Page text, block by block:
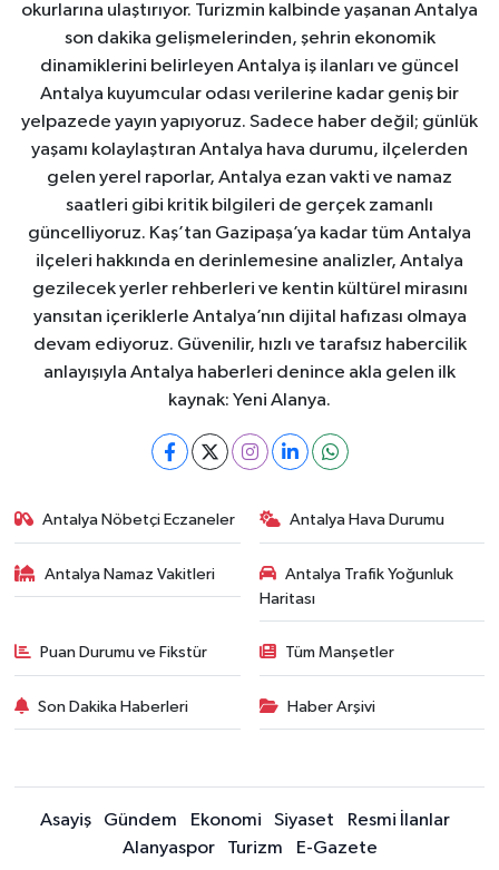
okurlarına ulaştırıyor. Turizmin kalbinde yaşanan Antalya
son dakika gelişmelerinden, şehrin ekonomik
dinamiklerini belirleyen Antalya iş ilanları ve güncel
Antalya kuyumcular odası verilerine kadar geniş bir
yelpazede yayın yapıyoruz. Sadece haber değil; günlük
yaşamı kolaylaştıran Antalya hava durumu, ilçelerden
gelen yerel raporlar, Antalya ezan vakti ve namaz
saatleri gibi kritik bilgileri de gerçek zamanlı
güncelliyoruz. Kaş’tan Gazipaşa’ya kadar tüm Antalya
ilçeleri hakkında en derinlemesine analizler, Antalya
gezilecek yerler rehberleri ve kentin kültürel mirasını
yansıtan içeriklerle Antalya’nın dijital hafızası olmaya
devam ediyoruz. Güvenilir, hızlı ve tarafsız habercilik
anlayışıyla Antalya haberleri denince akla gelen ilk
kaynak: Yeni Alanya.
Antalya Nöbetçi Eczaneler Antalya Hava Durumu
Antalya Namaz Vakitleri
Antalya Trafik Yoğunluk
Haritası
Puan Durumu ve Fikstür Tüm Manşetler
Son Dakika Haberleri Haber Arşivi
Asayiş Gündem Ekonomi Siyaset
Resmi İlanlar
Alanyaspor
Turizm E-Gazete